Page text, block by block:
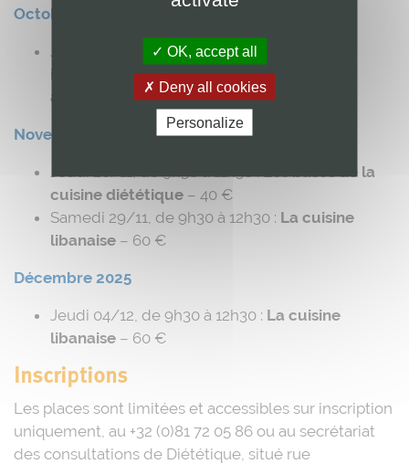
Octobre 2025
Jeudi 02/10, de 9h30 à 11h30 :
introduire des légumineuses dans notre
alimentation– 40 €
Novembre 2025
Jeudi 20/11, de 9h30 à 11h30 :Les bases de la
cuisine diététique – 40 €
Samedi 29/11, de 9h30 à 12h30 : La cuisine
libanaise – 60 €
Décembre 2025
Jeudi 04/12, de 9h30 à 12h30 : La cuisine
libanaise – 60 €
Inscriptions
Les places sont limitées et accessibles sur inscription
uniquement, au +32 (0)81 72 05 86 ou au secrétariat
des consultations de Diététique, situé rue
OK, accept all
Deny all cookies
Personalize